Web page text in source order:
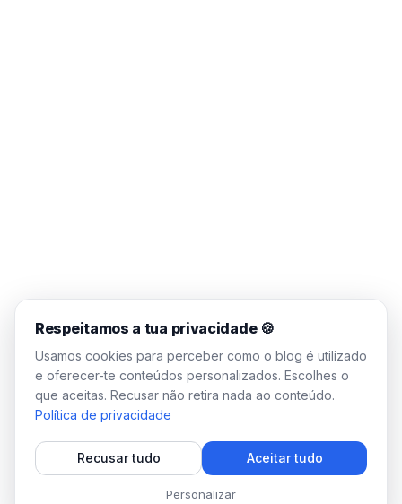
Respeitamos a tua privacidade 🍪
Usamos cookies para perceber como o blog é utilizado
e oferecer-te conteúdos personalizados. Escolhes o
que aceitas. Recusar não retira nada ao conteúdo.
Política de privacidade
Recusar tudo Aceitar tudo
Personalizar